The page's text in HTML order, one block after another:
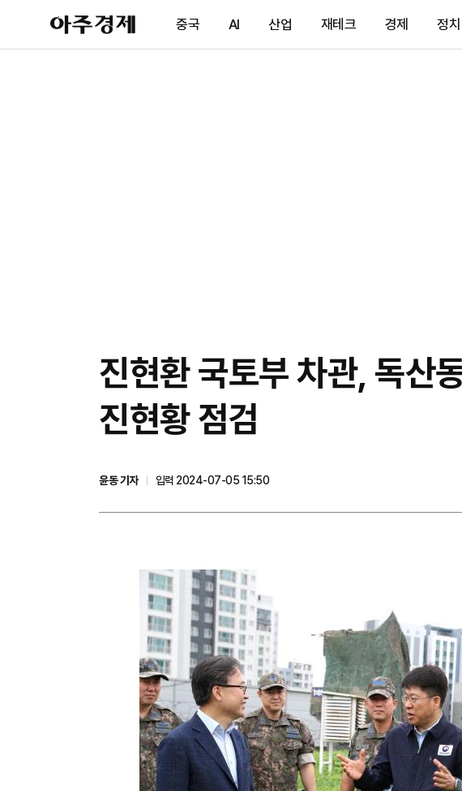
아
주
제
중국 AI 산업 재테크 경제 정치
진현환 국토부 차관, 독산
진현황 점검
윤동 기자
입력 2024-07-05 15:50